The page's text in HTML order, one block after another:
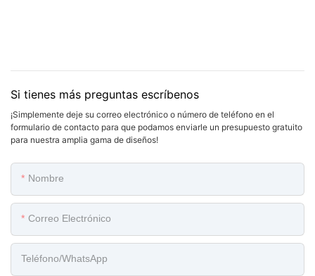
Si tienes más preguntas escríbenos
¡Simplemente deje su correo electrónico o número de teléfono en el
formulario de contacto para que podamos enviarle un presupuesto gratuito
para nuestra amplia gama de diseños!
Nombre
Correo Electrónico
Teléfono/WhatsApp